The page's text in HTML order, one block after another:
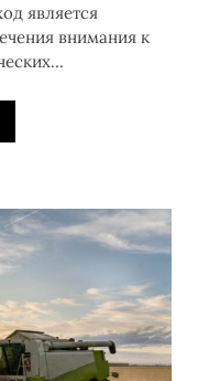
является
внимания к